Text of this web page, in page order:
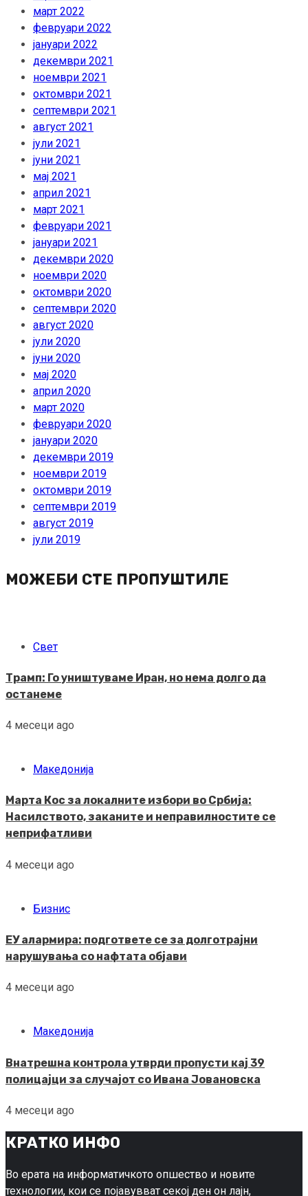
март 2022
февруари 2022
јануари 2022
декември 2021
ноември 2021
октомври 2021
септември 2021
август 2021
јули 2021
јуни 2021
мај 2021
април 2021
март 2021
февруари 2021
јануари 2021
декември 2020
ноември 2020
октомври 2020
септември 2020
август 2020
јули 2020
јуни 2020
мај 2020
април 2020
март 2020
февруари 2020
јануари 2020
декември 2019
ноември 2019
октомври 2019
септември 2019
август 2019
јули 2019
МОЖЕБИ СТЕ ПРОПУШТИЛЕ
Свет
Трамп: Го уништуваме Иран, но нема долго да
останеме
4 месеци ago
Македонија
Марта Кос за локалните избори во Србија:
Насилството, заканите и неправилностите се
неприфатливи
4 месеци ago
Бизнис
ЕУ алармира: подгответе се за долготрајни
нарушувања со нафтата објави
4 месеци ago
Македонија
Внатрешна контрола утврди пропусти кај 39
полицајци за случајот со Ивана Јовановска
4 месеци ago
КРАТКО ИНФО
Во ерата на информатичкото опшество и новите
технологии, кои се појавувват секој ден он лајн,